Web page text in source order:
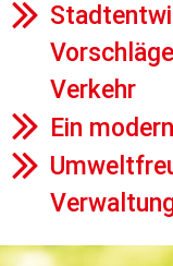
Verkehr
Ein